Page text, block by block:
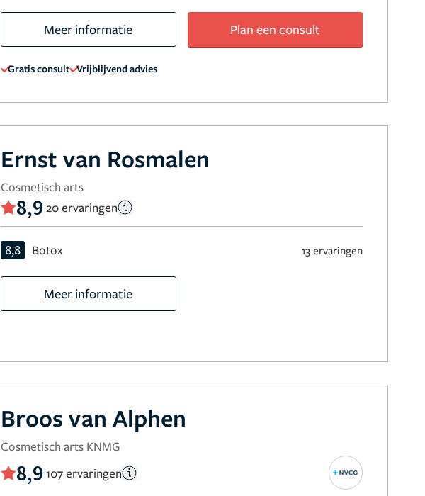
Meer informatie Plan een consult
Gratis consult Vrijblijvend advies
Ernst van Rosmalen
Cosmetisch arts
8,9 20 ervaringen
8,8 Botox 13 ervaringen
Meer informatie
Broos van Alphen
Cosmetisch arts KNMG
8,9 107 ervaringen